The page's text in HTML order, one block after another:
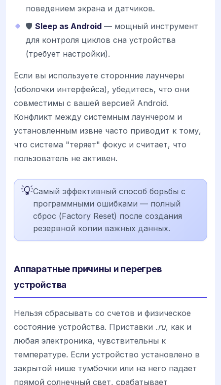
поведением экрана и датчиков.
🛡️ Sleep as Android — мощный инструмент
для контроля циклов сна устройства
(требует настройки).
Если вы используете сторонние лаунчеры
(оболочки интерфейса), убедитесь, что они
совместимы с вашей версией Android.
Конфликт между системным лаунчером и
установленным извне часто приводит к тому,
что система "теряет" фокус и считает, что
пользователь не активен.
💡Самый эффективный способ борьбы с
программными ошибками — полный
сброс (Factory Reset) после создания
резервной копии важных данных.
Аппаратные причины и перегрев
устройства
Нельзя сбрасывать со счетов и физическое
состояние устройства. Приставки .ru, как и
любая электроника, чувствительны к
температуре. Если устройство установлено в
закрытой нише тумбочки или на него падает
прямой солнечный свет, срабатывает